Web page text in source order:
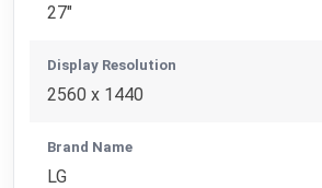
27"
Display Resolution
2560 x 1440
Brand Name
LG